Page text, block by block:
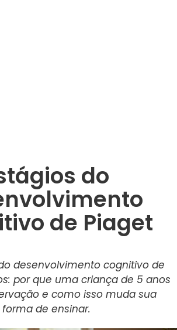
do
de Piaget
desenvolvimento cognitivo de
por que uma criança de 5 anos
e como isso muda sua
forma de ensinar.